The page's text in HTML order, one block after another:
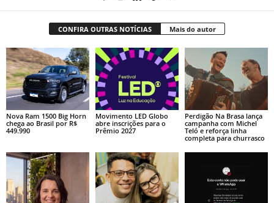
CONFIRA OUTRAS NOTÍCIAS Mais do autor
Nova Ram 1500 Big Horn
chega ao Brasil por R$
449.990
Movimento LED Globo
abre inscrições para o
Prêmio 2027
Perdigão Na Brasa lança
campanha com Michel
Teló e reforça linha
completa para churrasco